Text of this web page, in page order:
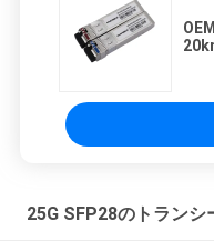
25G SFP28のトランシ